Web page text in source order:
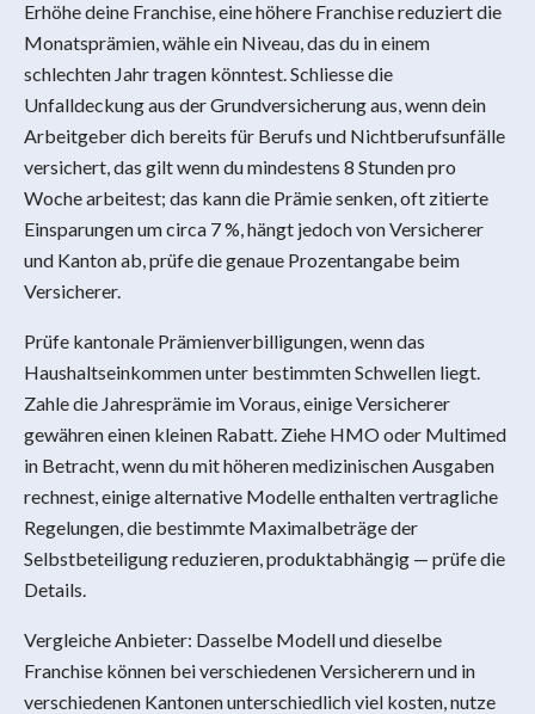
Erhöhe deine Franchise, eine höhere Franchise reduziert die
Monatsprämien, wähle ein Niveau, das du in einem
schlechten Jahr tragen könntest. Schliesse die
Unfalldeckung aus der Grundversicherung aus, wenn dein
Arbeitgeber dich bereits für Berufs und Nichtberufsunfälle
versichert, das gilt wenn du mindestens 8 Stunden pro
Woche arbeitest; das kann die Prämie senken, oft zitierte
Einsparungen um circa 7 %, hängt jedoch von Versicherer
und Kanton ab, prüfe die genaue Prozentangabe beim
Versicherer.
Prüfe kantonale Prämienverbilligungen, wenn das
Haushaltseinkommen unter bestimmten Schwellen liegt.
Zahle die Jahresprämie im Voraus, einige Versicherer
gewähren einen kleinen Rabatt. Ziehe HMO oder Multimed
in Betracht, wenn du mit höheren medizinischen Ausgaben
rechnest, einige alternative Modelle enthalten vertragliche
Regelungen, die bestimmte Maximalbeträge der
Selbstbeteiligung reduzieren, produktabhängig — prüfe die
Details.
Vergleiche Anbieter: Dasselbe Modell und dieselbe
Franchise können bei verschiedenen Versicherern und in
verschiedenen Kantonen unterschiedlich viel kosten, nutze